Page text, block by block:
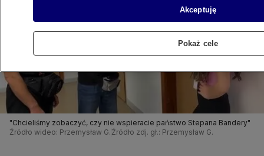
"Chcieliśmy zobaczyć, czy nie wspieracie państwo Stepana Bandery"
Źródło wideo: Przemysław G. Źródło zdj. gł.: Przemysław G.
Akceptuję
Pokaż cele